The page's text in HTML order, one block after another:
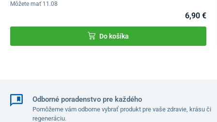
Môžete mať 11.08
6,90 €
Do košíka
Odborné poradenstvo pre každého
Pomôžeme vám odborne vybrať produkt pre vaše zdravie, krásu či
regeneráciu.